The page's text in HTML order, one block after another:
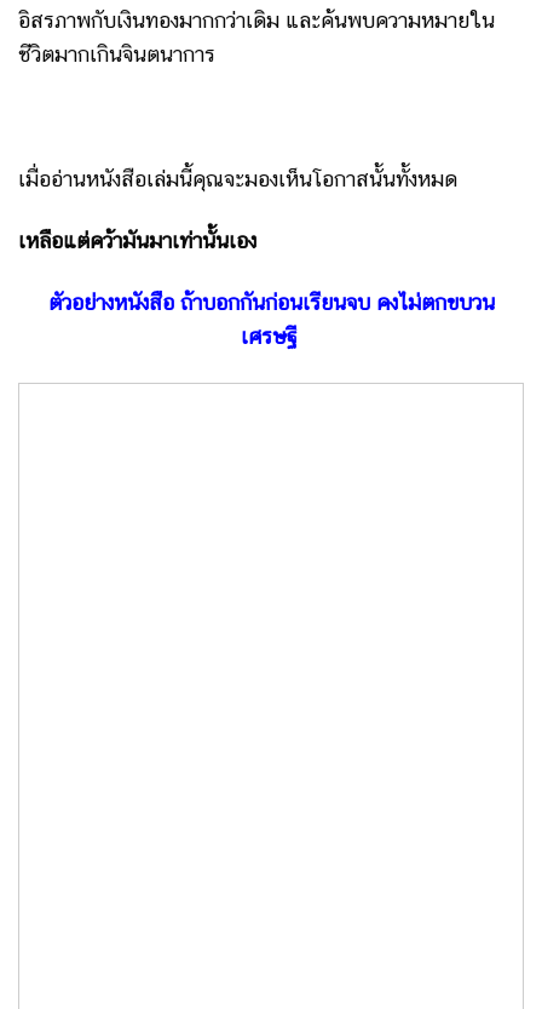
อิสรภาพกับเงินทองมากกว่าเดิม และค้นพบความหมายใน
ชีวิตมากเกินจินตนาการ
เมื่ออ่านหนังสือเล่มนี้คุณจะมองเห็นโอกาสนั้นทั้งหมด
เหลือแต่คว้ามันมาเท่านั้นเอง
ตัวอย่างหนังสือ ถ้าบอกกันก่อนเรียนจบ คงไม่ตกขบวน
เศรษฐี